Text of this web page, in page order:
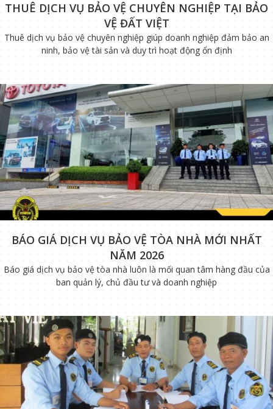
THUÊ DỊCH VỤ BẢO VỆ CHUYÊN NGHIỆP TẠI BẢO
VỆ ĐẤT VIỆT
Thuê dịch vụ bảo vệ chuyên nghiệp giúp doanh nghiệp đảm bảo an
ninh, bảo vệ tài sản và duy trì hoạt động ổn định
BÁO GIÁ DỊCH VỤ BẢO VỆ TÒA NHÀ MỚI NHẤT
NĂM 2026
Báo giá dịch vụ bảo vệ tòa nhà luôn là mối quan tâm hàng đầu của
ban quản lý, chủ đầu tư và doanh nghiệp